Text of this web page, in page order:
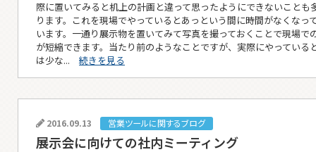
際に置いてみると机上の計画と違って思ったようにできないことも
ります。これを現場でやっているとあっという間に時間がなくなっ
います。一通り展示物を置いてみて写真を撮っておくことで現場で
が短縮できます。当たり前のようなことですが、実際にやっている
は少な... 続きを見る
2016.09.13 営業ツールに関するブログ
展示会に向けての社内ミーティング